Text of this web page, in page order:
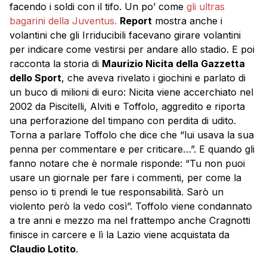
facendo i soldi con il tifo. Un po’ come gli ultras
bagarini della Juventus. Report mostra anche i
volantini che gli Irriducibili facevano girare volantini
per indicare come vestirsi per andare allo stadio. E poi
racconta la storia di Maurizio Nicita della Gazzetta
dello Sport, che aveva rivelato i giochini e parlato di
un buco di milioni di euro: Nicita viene accerchiato nel
2002 da Piscitelli, Alviti e Toffolo, aggredito e riporta
una perforazione del timpano con perdita di udito.
Torna a parlare Toffolo che dice che “lui usava la sua
penna per commentare e per criticare…”. E quando gli
fanno notare che è normale risponde: “Tu non puoi
usare un giornale per fare i commenti, per come la
penso io ti prendi le tue responsabilità. Sarò un
violento però la vedo così”. Toffolo viene condannato
a tre anni e mezzo ma nel frattempo anche Cragnotti
finisce in carcere e lì la Lazio viene acquistata da
Claudio Lotito.